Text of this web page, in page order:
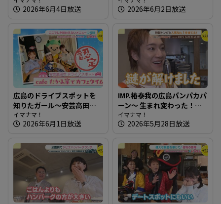
ん 2026年6月4日放送
とランチ】
2026年6月2日放送
広島のドライブスポットを
知りたガール～安芸高田市
編【街ネタ！知りたガー
ル】
イマナマ！
2026年6月1日放送
IMP.椿泰我の広島パンパカパ
ーン～ 生まれ変わった！？
以前もお邪魔したパン屋さ
んへ
イマナマ！
2026年5月28日放送